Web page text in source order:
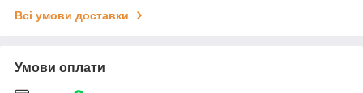
Всі умови доставки
Умови оплати